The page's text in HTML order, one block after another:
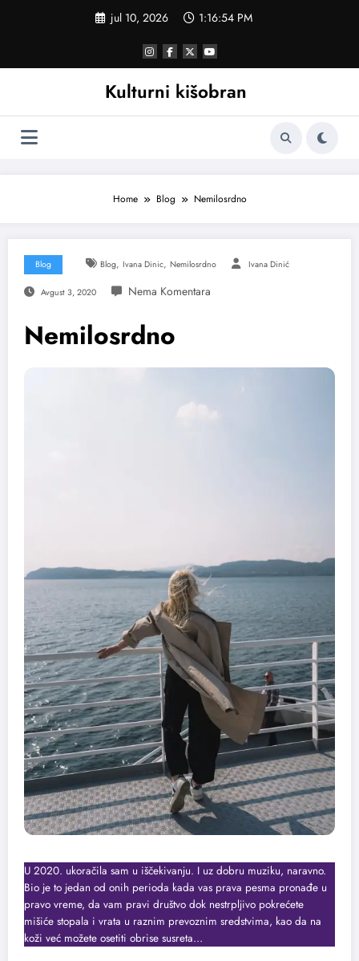
jul 10, 2026 1:16:55 PM
Kulturni kišobran
Home Blog Nemilosrdno
Blog Blog, Ivana Dinic, Nemilosrdno Ivana Dinić
Avgust 3, 2020
Nemilosrdno
U 2020. ukoračila sam u iščekivanju. I uz dobru muziku, naravno.
Bio je to jedan od onih perioda kada vas prava pesma pronađe u
pravo vreme, da vam pravi društvo dok nestrpljivo pokrećete
mišiće stopala i vrata u raznim prevoznim sredstvima, kao da na
koži već možete osetiti obrise susreta…